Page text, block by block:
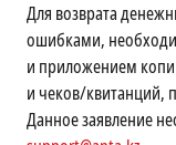
Для возврата
ошибками,
и приложением
и чеков/
Данное заявление